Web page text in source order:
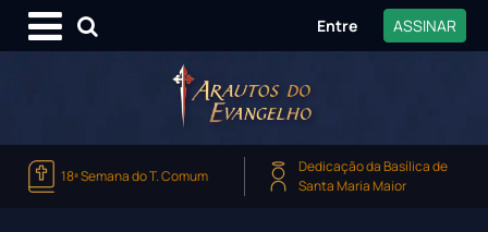
Entre ASSINAR
18ª Semana do T. Comum
Dedicação da Basílica de
Santa Maria Maior